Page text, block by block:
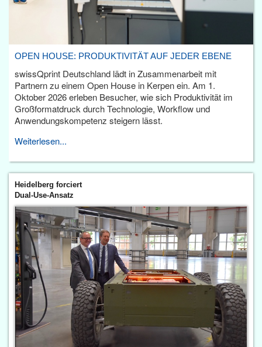
OPEN HOUSE: PRODUKTIVITÄT AUF JEDER EBENE
swissQprint Deutschland lädt in Zusammenarbeit mit
Partnern zu einem Open House in Kerpen ein. Am 1.
Oktober 2026 erleben Besucher, wie sich Produktivität im
Großformatdruck durch Technologie, Workflow und
Anwendungskompetenz steigern lässt.
Weiterlesen...
Heidelberg forciert
Dual-Use-Ansatz